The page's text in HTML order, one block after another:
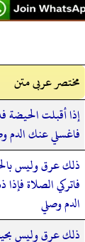
مختصر عربی متن
إذا أقبلت الحيضة
فاغسلي عنك الدم
ذلك عرق وليس
فاتركي الصلاة
الدم وصلي
ذلك عرق وليس